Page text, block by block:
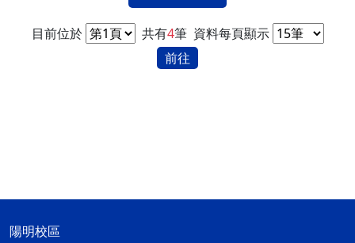
目前位於 共有4筆 資料每頁顯示
前往
陽明校區